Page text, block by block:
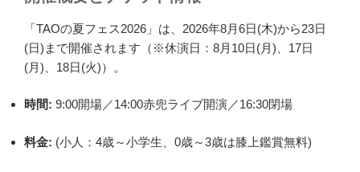
「TAOの夏フェス2026」は、2026年8月6日(木)から23日
(日)まで開催されます（※休演日：8月10日(月)、17日
(月)、18日(火)）。
時間: 9:00開場／14:00赤兜ライブ開演／16:30閉場
料金: (小人：4歳～小学生、0歳～3歳は膝上鑑賞無料)